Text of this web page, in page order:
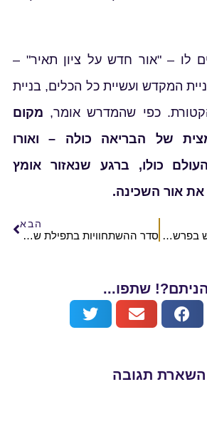
לו – "אור חדש על ציון תאיר" –
המקדש ועשיית כל הכלים, בניית
כפי שהמדרש אומר, מקום
של הבריאה כולה – ואורו
כולו, ברגע שנאזור אומץ
אור השכינה.
הראל – מקום המקדש בפרשות השבוע | הרב אלישע וולפסון
הבא
סדר ההשתחוויות בתפילת שחרית בהר הבית
שתפו...
השארת תגובה